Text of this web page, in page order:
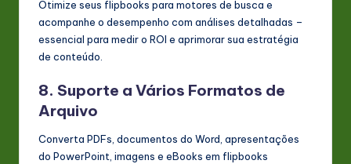
Otimize seus flipbooks para motores de busca e
acompanhe o desempenho com análises detalhadas –
essencial para medir o ROI e aprimorar sua estratégia
de conteúdo.
8. Suporte a Vários Formatos de
Arquivo
Converta PDFs, documentos do Word, apresentações
do PowerPoint, imagens e eBooks em flipbooks